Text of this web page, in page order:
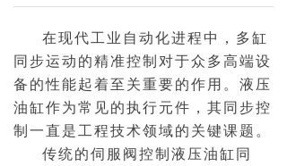
在现代工业自动化进程中，多缸
同步运动的精准控制对于众多高端设
备的性能起着至关重要的作用。液压
油缸作为常见的执行元件，其同步控
制一直是工程技术领域的关键课题。
传统的伺服阀控制液压油缸同